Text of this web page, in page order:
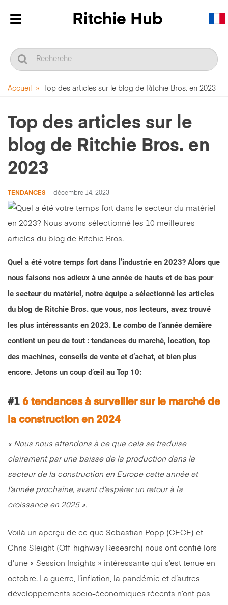
Afficher/masquer
navigation
Accueil » Top des articles sur le blog de Ritchie Bros. en 2023
Top des articles sur le
blog de Ritchie Bros. en
2023
TENDANCES décembre 14, 2023
Quel a été votre temps fort dans l’industrie en 2023? Alors que
nous faisons nos adieux à une année de hauts et de bas pour
le secteur du matériel, notre équipe a sélectionné les articles
du blog de Ritchie Bros. que vous, nos lecteurs, avez trouvé
les plus intéressants en 2023. Le combo de l’année dernière
contient un peu de tout : tendances du marché, location, top
des machines, conseils de vente et d’achat, et bien plus
encore. Jetons un coup d’œil au Top 10:
#1 6 tendances à surveiller sur le marché de
la construction en 2024
« Nous nous attendons à ce que cela se traduise
clairement par une baisse de la production dans le
secteur de la construction en Europe cette année et
l’année prochaine, avant d’espérer un retour à la
croissance en 2025 ».
Voilà un aperçu de ce que Sebastian Popp (CECE) et
Chris Sleight (Off-highway Research) nous ont confié lors
d’une « Session Insights » intéressante qui s’est tenue en
octobre. La guerre, l’inflation, la pandémie et d’autres
développements socio-économiques récents n’ont pas